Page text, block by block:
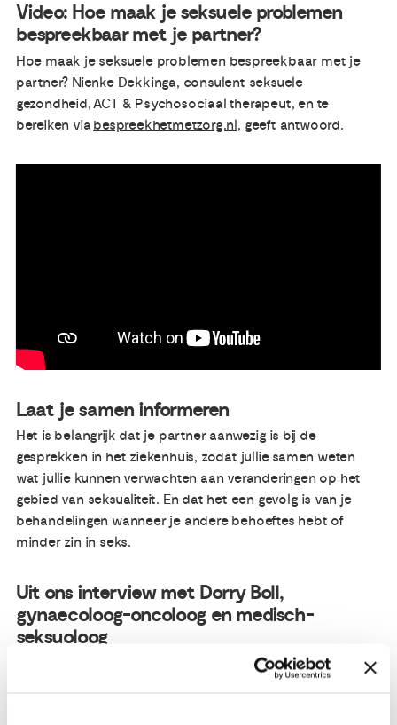
Video: Hoe maak je seksuele problemen
bespreekbaar met je partner?
Hoe maak je seksuele problemen bespreekbaar met je
partner? Nienke Dekkinga, consulent seksuele
gezondheid, ACT & Psychosociaal therapeut, en te
bereiken via bespreekhetmetzorg.nl, geeft antwoord.
Laat je samen informeren
Het is belangrijk dat je partner aanwezig is bij de
gesprekken in het ziekenhuis, zodat jullie samen weten
wat jullie kunnen verwachten aan veranderingen op het
gebied van seksualiteit. En dat het een gevolg is van je
behandelingen wanneer je andere behoeftes hebt of
minder zin in seks.
Uit ons interview met Dorry Boll,
gynaecoloog-oncoloog en medisch-
seksuoloog
Dorry Boll is niet alleen gynaecoloog-oncoloog, maar ook
een medisch-seksuoloog, waarbij ze dus na de medische